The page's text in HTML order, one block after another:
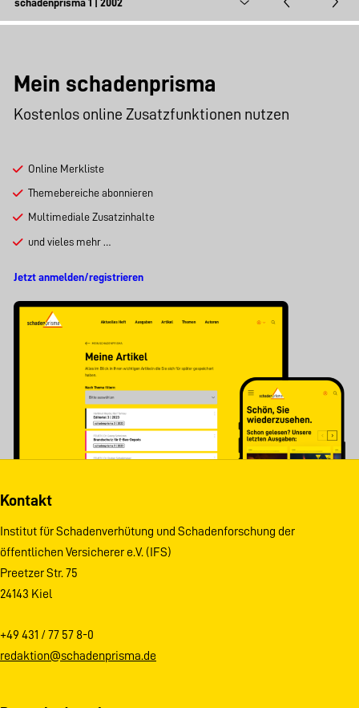
Mein schadenprisma
Kostenlos online Zusatzfunktionen nutzen
Online Merkliste
Themebereiche abonnieren
Multimediale Zusatzinhalte
und vieles mehr …
Jetzt anmelden/registrieren
Kontakt
Institut für Schadenverhütung und Schadenforschung der
öffentlichen Versicherer e.V. (IFS)
Preetzer Str. 75
24143 Kiel
+49 431 / 77 57 8-0
redaktion@schadenprisma.de